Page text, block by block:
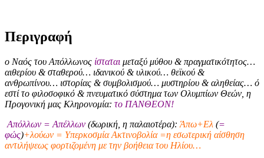
Περιγραφή
ο Ναός του Απόλλωνος ίσταται μεταξύ μύθου & πραγματικότητος…
αιθερίου & σταθερού… ιδανικού & υλικού… θεϊκού &
ανθρωπίνου… ιστορίας & συμβολισμού… μυστηρίου & αληθείας… ό
εστί το φιλοσοφικό & πνευματικό σύστημα των Ολυμπίων Θεών, η
Προγονική μας Κληρονομία: το ΠΑΝΘΕΟΝ!
Απόλλων = Απέλλων (δωρική, η παλαιοτέρα): Άπω+Ελ (=
φώς)+λούων = Υπερκοσμία Ακτινοβολία =η εσωτερική αίσθηση
αντιλήψεως φορτιζομένη με την βοήθεια του Ηλίου…